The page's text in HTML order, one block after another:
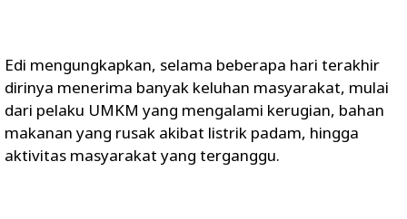
Edi mengungkapkan, selama beberapa hari terakhir
dirinya menerima banyak keluhan masyarakat, mulai
dari pelaku UMKM yang mengalami kerugian, bahan
makanan yang rusak akibat listrik padam, hingga
aktivitas masyarakat yang terganggu.